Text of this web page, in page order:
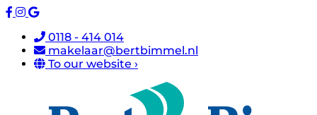
0118 - 414 014
makelaar@bertbimmel.nl
To our website ›